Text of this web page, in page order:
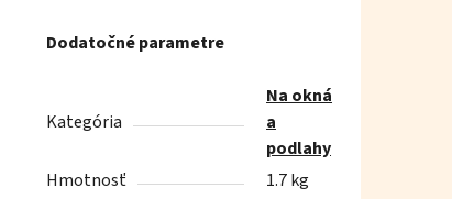
Dodatočné parametre
Kategória
Na okná
a
podlahy
Hmotnosť
1.7 kg